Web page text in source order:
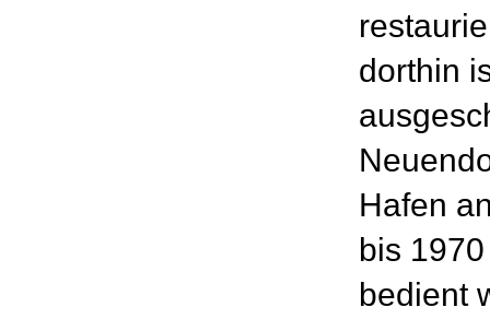
dorthin
Hafen
bis
bedient